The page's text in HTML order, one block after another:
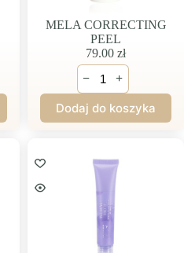
MELA CORRECTING
PEEL
79.00 zł
ilość
MELA
CORRECTING
PEEL
− +
Dodaj do koszyka